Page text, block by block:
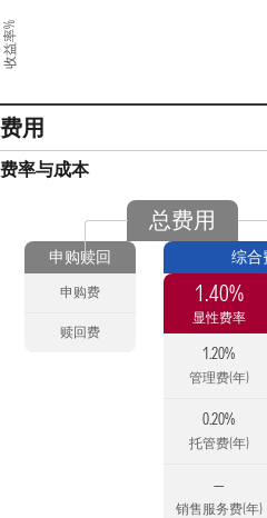
收益率%
费用
费率与成本
总费用
申购赎回
申购费
赎回费
综合
1.40%
显性费率
1.20%
管理费(年)
0.20%
托管费(年)
—
销售服务费(年)